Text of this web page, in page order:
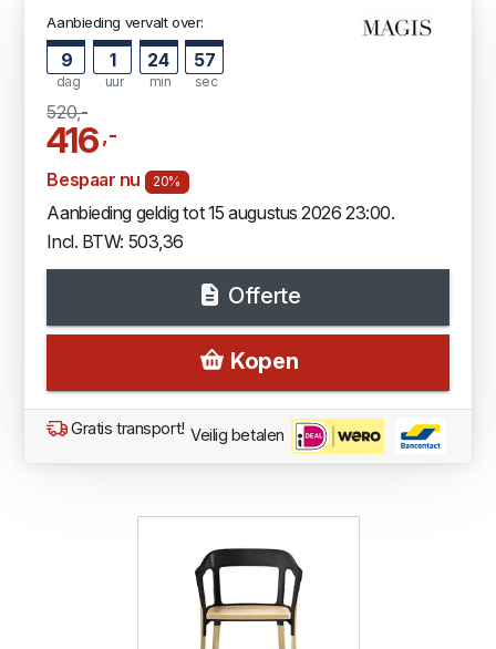
Aanbieding vervalt over:
9
dag
1
uur
24
min
57
sec
520,-
416,-
Bespaar nu 20%
Aanbieding geldig tot 15 augustus 2026 23:00.
Incl. BTW: 503,36
Offerte
Kopen
Gratis transport! Veilig betalen